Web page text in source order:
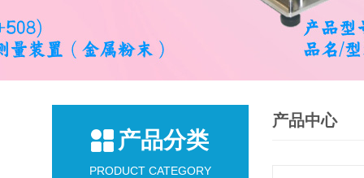
产品分类
PRODUCT CATEGORY
产品中心